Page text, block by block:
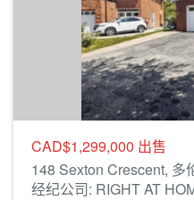
CAD$1,299,000 出售
148 Sexton Crescent, 多
经纪公司: RIGHT AT